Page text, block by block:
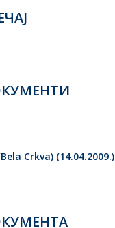
Crkva) (14.04.2009.)